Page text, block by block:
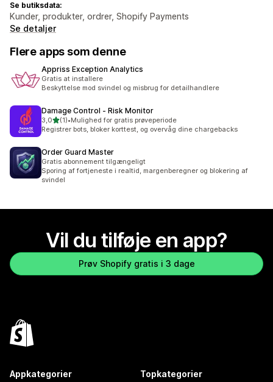
Se butiksdata:
Kunder, produkter, ordrer, Shopify Payments
Se detaljer
Flere apps som denne
Appriss Exception Analytics
Gratis at installere
Beskyttelse mod svindel og misbrug for detailhandlere
Damage Control ‑ Risk Monitor
3,0ud af 5 stjerner
(1)
1 anmeldelser i alt
•Mulighed for gratis prøveperiode
Registrer bots, bloker korttest, og overvåg dine chargebacks
Order Guard Master
Gratis abonnement tilgængeligt
Sporing af fortjeneste i realtid, margenberegner og blokering af
svindel
Vil du tilføje en app?
Prøv Shopify gratis i 3 dage
Appkategorier Topkategorier